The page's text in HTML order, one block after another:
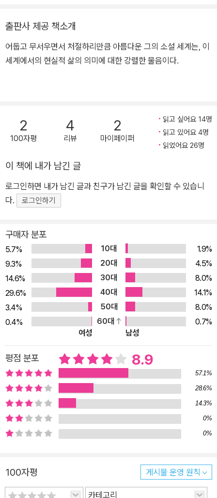
기를 열망하면서도 또 한편으로는 그들이 모르는 혼자만의 세계를 간
직하고 있다는 사실이 마치 무슨 은밀한 죄의 기억처럼 내심 자랑스
럽기도 했었다. 결국 그 어린 시절 미술 시간의 그림 속에서처럼 나는
지금껏 늘 혼자서 새로운 출항을 꿈꾸며 커온 셈이지만, 그러나 내가
그 동안 써온 것들을 막상 한데 모아놓고 보니 그렇듯 물만 가득히 차
오른 배를 끌고 초라하게 되돌아온 때와 같은 느낌을 지울 수가 없다.
오직 진실된 삶만이 진실한 목소리를 얻을 수 있을 것이므로, 무엇보
하다. 하지만 이 첫번째 작품집이 내게는 또 하나의 새로운 출항을 꿈
꾸게 할 좋은 계기가 되었으면 하는 바람이다.
출판사 제공 책소개
어둡고 무서우면서 처절하리만큼 아름다운 그의 소설 세계는, 이
세계에서의 현실적 삶의 의미에 대한 강렬한 물음이다.
2
100자평
4
리뷰
2
마이페이퍼
읽고 싶어요 14명
읽고 있어요 4명
읽었어요 26명
이 책에 내가 남긴 글
로그인하면 내가 남긴 글과 친구가 남긴 글을 확인할 수 있습니
다.
로그인하기
구매자 분포
5.7% 10대
1.9%
9.3%
20대
4.5%
14.6%
30대
8.0%
29.6%
40대
14.1%
3.4%
50대
8.0%
0.4%
60대
0.7%
여성
남성
평점 분포 8.9
57.1%
28.6%
14.3%
0%
0%
100자평 게시물 운영 원칙
카테고리